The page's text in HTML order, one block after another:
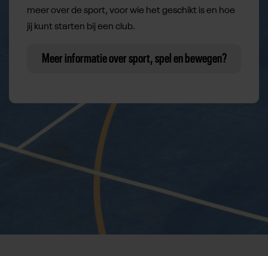
meer over de sport, voor wie het geschikt is en hoe
jij kunt starten bij een club.
Meer informatie over sport, spel en bewegen?